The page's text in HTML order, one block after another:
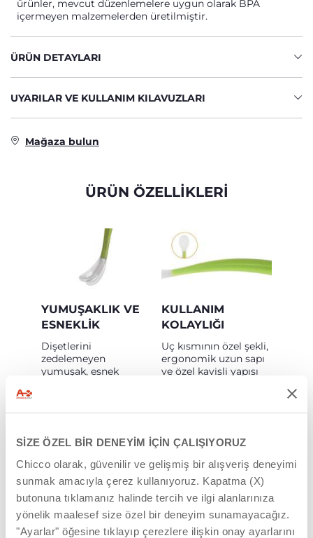
SİZE ÖZEL BİR DENEYİM İÇİN ÇALIŞIYORUZ
Chicco olarak, güvenilir ve gelişmiş bir alışveriş deneyimi
sunmak amacıyla çerez kullanıyoruz. Kapatma (X)
butonuna tıklamanız halinde tercih ve ilgi alanlarınıza
yönelik maalesef size özel bir deneyim sunamayacağız.
"Ayarlar" öğesine tıklayıp çerezlere ilişkin onay ayarlarını
ürünler, mevcut düzenlemelere uygun olarak BPA
içermeyen malzemelerden üretilmiştir.
ÜRÜN DETAYLARI
UYARILAR VE KULLANIM KILAVUZLARI
Mağaza bulun
ÜRÜN ÖZELLİKLERİ
YUMUŞAKLIK VE
ESNEKLIK
Dişetlerini
zedelemeyen
yumuşak, esnek
itibaren kaşıkla
yemeyi keyifli bir hale
getirir
KULLANIM
KOLAYLIĞI
Uç kısmının özel şekli,
ergonomik uzun sapı
ve özel kavisli yapısı